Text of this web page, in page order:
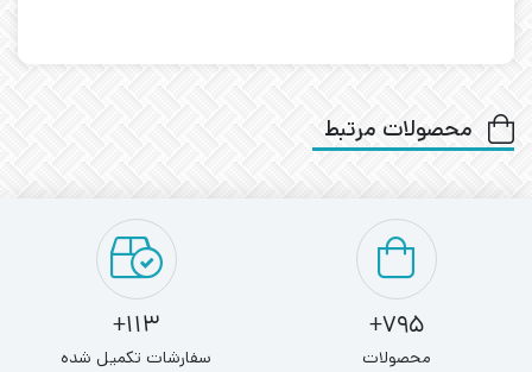
محصولات مرتبط
795+
محصولات
113+
سفارشات تکمیل شده